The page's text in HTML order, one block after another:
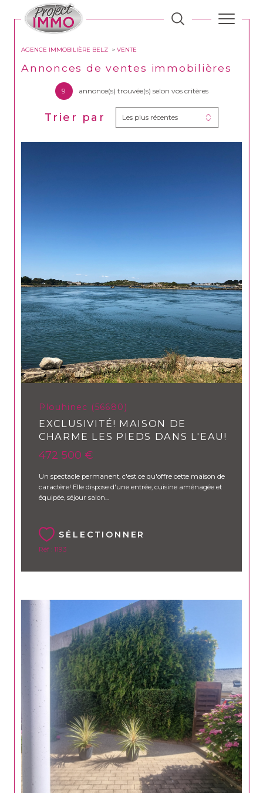
AGENCE IMMOBILIÈRE BELZ VENTE
Annonces de ventes immobilières
9 annonce(s) trouvée(s) selon vos critères
Trier par Les plus récentes
Plouhinec (56680)
EXCLUSIVITÉ! MAISON DE
CHARME LES PIEDS DANS L'EAU!
472 500 €
Un spectacle permanent, c'est ce qu'offre cette maison de
caractère! Elle dispose d'une entrée, cuisine aménagée et
équipée, séjour salon...
SÉLECTIONNER
Réf : 1193